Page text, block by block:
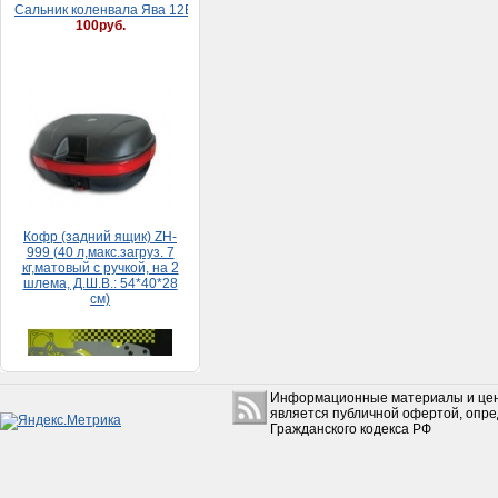
Кофр (задний ящик) ZH-
999 (40 л,макс.загруз. 7
кг,матовый с ручкой, на 2
шлема, Д.Ш.В.: 54*40*28
см)
Информационные материалы и
является публичной офертой,
Гражданского кодекса РФ